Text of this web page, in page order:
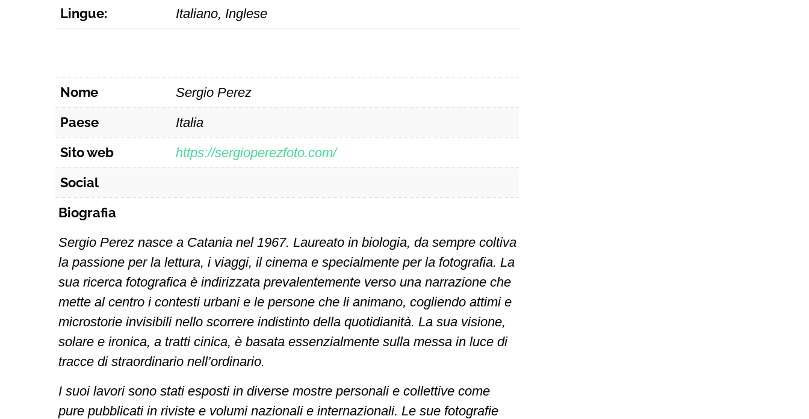
Lingue: Italiano, Inglese
Nome Sergio Perez
Paese Italia
Sito web https://sergioperezfoto.com/
Social
Biografia
Sergio Perez nasce a Catania nel 1967. Laureato in biologia, da sempre coltiva
la passione per la lettura, i viaggi, il cinema e specialmente per la fotografia. La
sua ricerca fotografica è indirizzata prevalentemente verso una narrazione che
mette al centro i contesti urbani e le persone che li animano, cogliendo attimi e
microstorie invisibili nello scorrere indistinto della quotidianità. La sua visione,
solare e ironica, a tratti cinica, è basata essenzialmente sulla messa in luce di
tracce di straordinario nell’ordinario.
I suoi lavori sono stati esposti in diverse mostre personali e collettive come
pure pubblicati in riviste e volumi nazionali e internazionali. Le sue fotografie